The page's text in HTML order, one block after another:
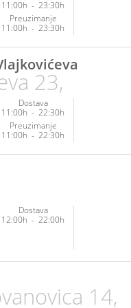
11:00h - 23:30h
Preuzimanje
11:00h - 23:30h
23,
Dostava
11:00h - 22:30h
Preuzimanje
11:00h - 22:30h
Dostava
12:00h - 22:00h
14,